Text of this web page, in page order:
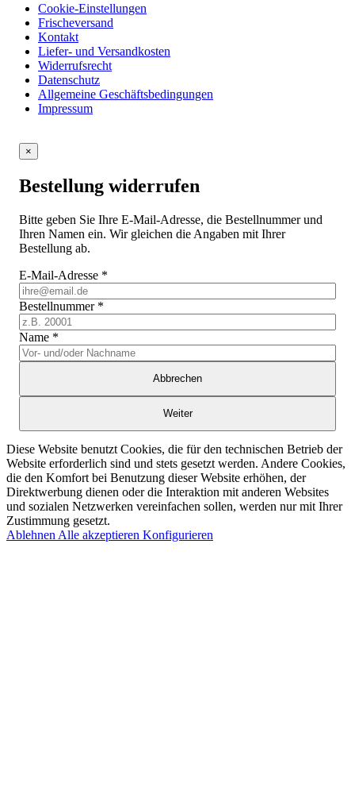
Cookie-Einstellungen
Frischeversand
Kontakt
Liefer- und Versandkosten
Widerrufsrecht
Datenschutz
Allgemeine Geschäftsbedingungen
Impressum
×
Bestellung widerrufen
Bitte geben Sie Ihre E-Mail-Adresse, die Bestellnummer und
Ihren Namen ein. Wir gleichen die Angaben mit Ihrer
Bestellung ab.
E-Mail-Adresse *
Bestellnummer *
Name *
Abbrechen
Weiter
Diese Website benutzt Cookies, die für den technischen Betrieb der
Website erforderlich sind und stets gesetzt werden. Andere Cookies,
die den Komfort bei Benutzung dieser Website erhöhen, der
Direktwerbung dienen oder die Interaktion mit anderen Websites
und sozialen Netzwerken vereinfachen sollen, werden nur mit Ihrer
Zustimmung gesetzt.
Ablehnen Alle akzeptieren Konfigurieren